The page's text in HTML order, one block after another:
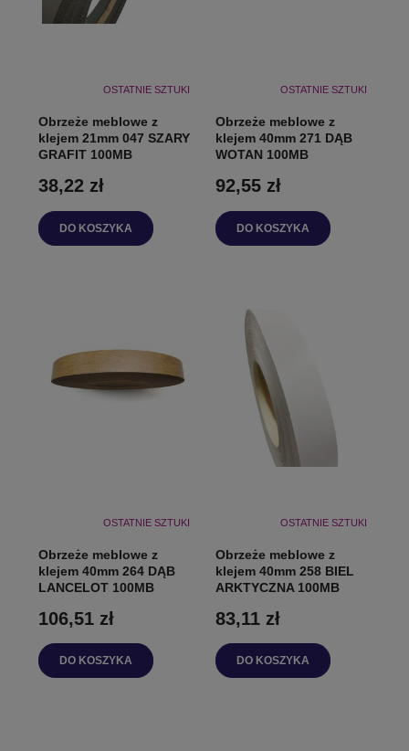
OSTATNIE SZTUKI
Obrzeże meblowe z
klejem 21mm 047 SZARY
GRAFIT 100MB
38,22 zł
DO KOSZYKA
OSTATNIE SZTUKI
Obrzeże meblowe z
klejem 40mm 271 DĄB
WOTAN 100MB
92,55 zł
DO KOSZYKA
OSTATNIE SZTUKI
Obrzeże meblowe z
klejem 40mm 264 DĄB
LANCELOT 100MB
106,51 zł
DO KOSZYKA
OSTATNIE SZTUKI
Obrzeże meblowe z
klejem 40mm 258 BIEL
ARKTYCZNA 100MB
83,11 zł
DO KOSZYKA